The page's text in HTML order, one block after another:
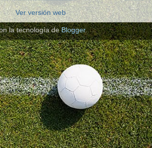
Ver versión web
la tecnología deBlogger.